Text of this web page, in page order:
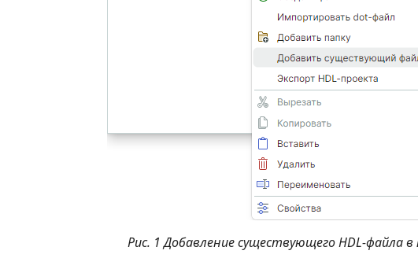
Рис. 1 Добавление существующего HDL-файла в